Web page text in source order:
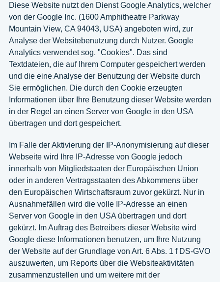
Diese Website nutzt den Dienst Google Analytics, welcher
von der Google Inc. (1600 Amphitheatre Parkway
Mountain View, CA 94043, USA) angeboten wird, zur
Analyse der Websitebenutzung durch Nutzer. Google
Analytics verwendet sog. "Cookies". Das sind
Textdateien, die auf Ihrem Computer gespeichert werden
und die eine Analyse der Benutzung der Website durch
Sie ermöglichen. Die durch den Cookie erzeugten
Informationen über Ihre Benutzung dieser Website werden
in der Regel an einen Server von Google in den USA
übertragen und dort gespeichert.
Im Falle der Aktivierung der IP-Anonymisierung auf dieser
Webseite wird Ihre IP-Adresse von Google jedoch
innerhalb von Mitgliedstaaten der Europäischen Union
oder in anderen Vertragsstaaten des Abkommens über
den Europäischen Wirtschaftsraum zuvor gekürzt. Nur in
Ausnahmefällen wird die volle IP-Adresse an einen
Server von Google in den USA übertragen und dort
gekürzt. Im Auftrag des Betreibers dieser Website wird
Google diese Informationen benutzen, um Ihre Nutzung
der Website auf der Grundlage von Art. 6 Abs. 1 f DS-GVO
auszuwerten, um Reports über die Websiteaktivitäten
zusammenzustellen und um weitere mit der